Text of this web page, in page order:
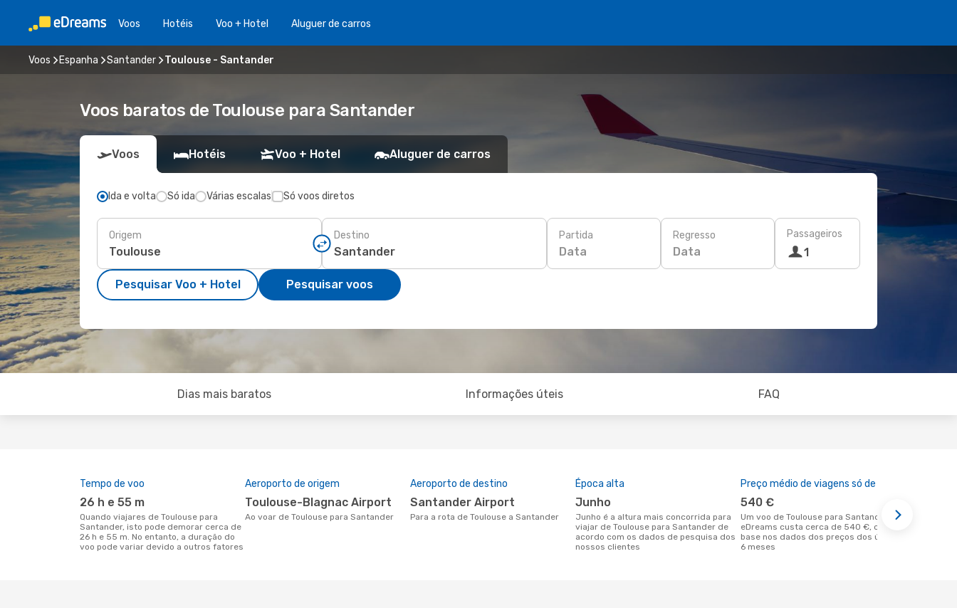
Voos Hotéis Voo + Hotel Aluguer de carros
Voos Espanha Santander Toulouse - Santander
Voos baratos de Toulouse para Santander
Voos Hotéis Voo + Hotel Aluguer de carros
Ida e volta Só ida Várias escalas Só voos diretos
Origem Destino Partida
Data
Regresso
Data
Passageiros
1
Pesquisar Voo + Hotel Pesquisar voos
Dias mais baratos Informações úteis FAQ
Tempo de voo
26 h e 55 m
Quando viajares de Toulouse para
Santander, isto pode demorar cerca de
26 h e 55 m. No entanto, a duração do
voo pode variar devido a outros fatores
Aeroporto de origem
Toulouse-Blagnac Airport
Ao voar de Toulouse para Santander
Aeroporto de destino
Santander Airport
Para a rota de Toulouse a Santander
Época alta
junho
junho é a altura mais concorrida para
viajar de Toulouse para Santander de
acordo com os dados de pesquisa dos
nossos clientes
Preço médio de viagens só de ida
540 €
Um voo de Toulouse para Santander na
eDreams custa cerca de 540 €, com
base nos dados dos preços dos últimos
6 meses